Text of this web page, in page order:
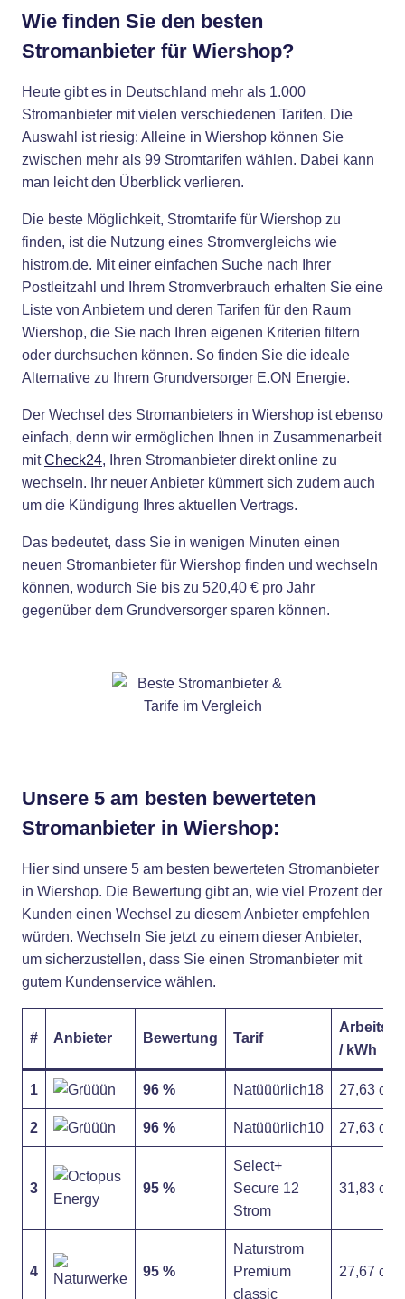
Wie finden Sie den besten
Stromanbieter für Wiershop?
Heute gibt es in Deutschland mehr als 1.000
Stromanbieter mit vielen verschiedenen Tarifen. Die
Auswahl ist riesig: Alleine in Wiershop können Sie
zwischen mehr als 99 Stromtarifen wählen. Dabei kann
man leicht den Überblick verlieren.
Die beste Möglichkeit, Stromtarife für Wiershop zu
finden, ist die Nutzung eines Stromvergleichs wie
histrom.de. Mit einer einfachen Suche nach Ihrer
Postleitzahl und Ihrem Stromverbrauch erhalten Sie eine
Liste von Anbietern und deren Tarifen für den Raum
Wiershop, die Sie nach Ihren eigenen Kriterien filtern
oder durchsuchen können. So finden Sie die ideale
Alternative zu Ihrem Grundversorger E.ON Energie.
Der Wechsel des Stromanbieters in Wiershop ist ebenso
einfach, denn wir ermöglichen Ihnen in Zusammenarbeit
mitCheck24, Ihren Stromanbieter direkt online zu
wechseln. Ihr neuer Anbieter kümmert sich zudem auch
um die Kündigung Ihres aktuellen Vertrags.
Das bedeutet, dass Sie in wenigen Minuten einen
neuen Stromanbieter für Wiershop finden und wechseln
können, wodurch Sie bis zu 520,40 € pro Jahr
gegenüber dem Grundversorger sparen können.
Unsere 5 am besten bewerteten
Stromanbieter in Wiershop:
Hier sind unsere 5 am besten bewerteten Stromanbieter
in Wiershop. Die Bewertung gibt an, wie viel Prozent der
Kunden einen Wechsel zu diesem Anbieter empfehlen
würden. Wechseln Sie jetzt zu einem dieser Anbieter,
um sicherzustellen, dass Sie einen Stromanbieter mit
gutem Kundenservice wählen.
# Anbieter Bewertung Tarif
/ kWh
1 96 % Natüüürlich18 27,63 ct
2 96 % Natüüürlich10 27,63 ct
3 95 %
Select+
Secure 12
Strom
31,83 ct
4 95 %
Naturstrom
Premium
classic
27,67 ct